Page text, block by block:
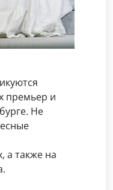
премьер и
Не
а также на